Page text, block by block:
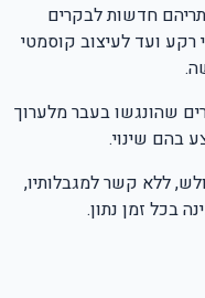
חדשות לבקרים
רקע ועד לעיצוב קוסמטי
שהונגשו בעבר מלערוך
בהם שינוי.
ללא קשר למגבלותיו,
בכל זמן נתון.